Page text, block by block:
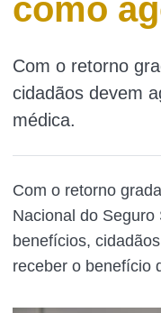
como
Com o retorno
cidadãos devem
médica.
Com o retorno
Nacional do
benefícios,
receber o benefício